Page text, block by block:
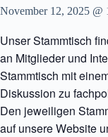
November 12, 2025 @
Unser Stammtisch
an Mitglieder und
Stammtisch mit
Diskussion zu
Den jeweiligen
auf unsere Website